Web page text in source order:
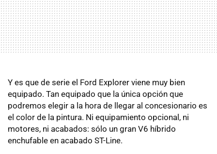
Y es que de serie el Ford Explorer viene muy bien
equipado. Tan equipado que la única opción que
podremos elegir a la hora de llegar al concesionario es
el color de la pintura. Ni equipamiento opcional, ni
motores, ni acabados: sólo un gran V6 híbrido
enchufable en acabado ST-Line.